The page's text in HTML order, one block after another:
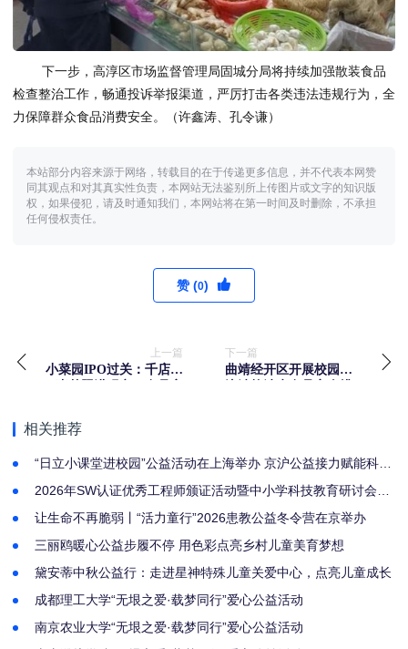
下一步，高淳区市场监督管理局固城分局将持续加强散装食品
检查整治工作，畅通投诉举报渠道，严厉打击各类违法违规行为，全
力保障群众食品消费安全。（许鑫涛、孔令谦）
本站部分内容来源于网络，转载目的在于传递更多信息，并不代表本网赞
同其观点和对其真实性负责，本网站无法鉴别所上传图片或文字的知识版
权，如果侵犯，请及时通知我们，本网站将在第一时间及时删除，不承担
任何侵权责任。
赞 (0)
上一篇
小菜园IPO过关：千店扩
下一篇
曲靖经开区开展校园周
相关推荐
“日立小课堂进校园”公益活动在上海举办 京沪公益接力赋能科学
2026年SW认证优秀工程师颁证活动暨中小学科技教育研讨会圆
让生命不再脆弱丨“活力童行”2026患教公益冬令营在京举办
三丽鸥暖心公益步履不停 用色彩点亮乡村儿童美育梦想
黛安蒂中秋公益行：走进星神特殊儿童关爱中心，点亮儿童成长
成都理工大学“无垠之爱·载梦同行”爱心公益活动
南京农业大学“无垠之爱·载梦同行”爱心公益活动